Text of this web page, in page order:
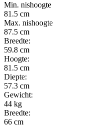
Min. nishoogte
81.5 cm
Max. nishoogte
87.5 cm
Breedte:
59.8 cm
Hoogte:
81.5 cm
Diepte:
57.3 cm
Gewicht:
44 kg
Breedte:
66 cm